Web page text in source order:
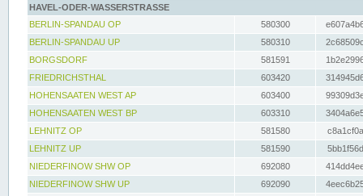
HAVEL-ODER-WASSERSTRASSE
BERLIN-SPANDAU OP
580300
BERLIN-SPANDAU UP
580310
BORGSDORF
581591
FRIEDRICHSTHAL
603420
HOHENSAATEN WEST AP
603400
HOHENSAATEN WEST BP
603310
LEHNITZ OP
581580
LEHNITZ UP
581590
NIEDERFINOW SHW OP
692080
NIEDERFINOW SHW UP
692090